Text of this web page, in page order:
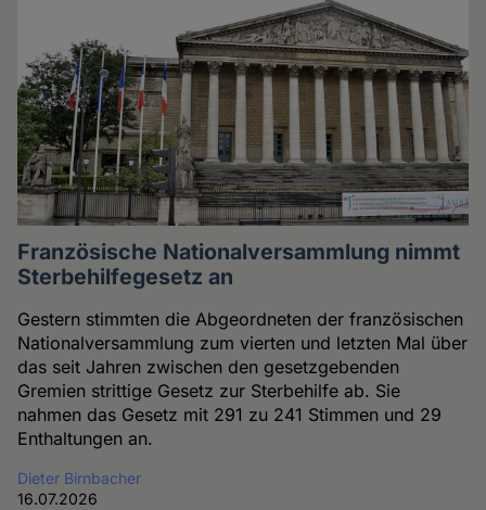
Französische Nationalversammlung nimmt
Sterbehilfegesetz an
Gestern stimmten die Abgeordneten der französischen
Nationalversammlung zum vierten und letzten Mal über
das seit Jahren zwischen den gesetzgebenden
Gremien strittige Gesetz zur Sterbehilfe ab. Sie
nahmen das Gesetz mit 291 zu 241 Stimmen und 29
Enthaltungen an.
Dieter Birnbacher
16.07.2026